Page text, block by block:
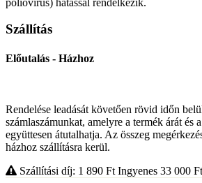
Szállítás
Előutalás - Házhoz
Rendelése leadását követően rövid időn
számlaszámunkat, amelyre a termék árát és
együttesen átutalhatja. Az összeg
házhoz szállításra kerül.
Szállítási díj: 1 890 Ft Ingyenes 33 000 Ft